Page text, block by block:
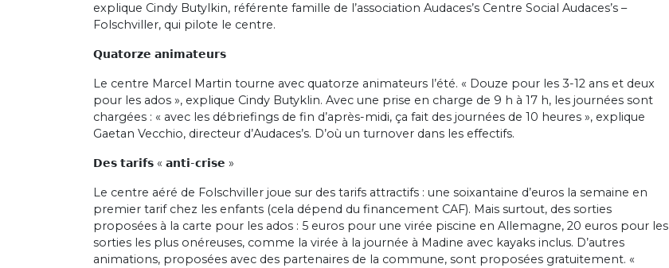
explique Cindy Butylkin, référente famille de l’association Audaces’s Centre Social Audaces’s –
Folschviller, qui pilote le centre.
𝗤𝘂𝗮𝘁𝗼𝗿𝘇𝗲 𝗮𝗻𝗶𝗺𝗮𝘁𝗲𝘂𝗿𝘀
Le centre Marcel Martin tourne avec quatorze animateurs l’été. « Douze pour les 3-12 ans et deux
pour les ados », explique Cindy Butyklin. Avec une prise en charge de 9 h à 17 h, les journées sont
chargées : « avec les débriefings de fin d’après-midi, ça fait des journées de 10 heures », explique
Gaetan Vecchio, directeur d’Audaces’s. D’où un turnover dans les effectifs.
𝗗𝗲𝘀 𝘁𝗮𝗿𝗶𝗳𝘀 « 𝗮𝗻𝘁𝗶-𝗰𝗿𝗶𝘀𝗲 »
Le centre aéré de Folschviller joue sur des tarifs attractifs : une soixantaine d’euros la semaine en
premier tarif chez les enfants (cela dépend du financement CAF). Mais surtout, des sorties
proposées à la carte pour les ados : 5 euros pour une virée piscine en Allemagne, 20 euros pour les
sorties les plus onéreuses, comme la virée à la journée à Madine avec kayaks inclus. D’autres
animations, proposées avec des partenaires de la commune, sont proposées gratuitement. «